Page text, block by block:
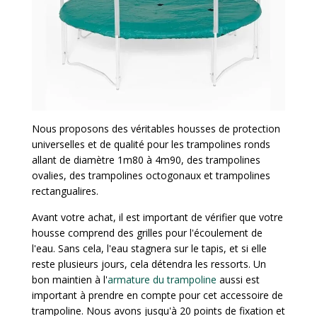
Nous proposons des véritables housses de protection
universelles et de qualité pour les trampolines ronds
allant de diamètre 1m80 à 4m90, des trampolines
ovalies, des trampolines octogonaux et trampolines
rectangualires.
Avant votre achat, il est important de vérifier que votre
housse comprend des grilles pour l'écoulement de
l'eau. Sans cela, l'eau stagnera sur le tapis, et si elle
reste plusieurs jours, cela détendra les ressorts. Un
bon maintien à l'armature du trampoline aussi est
important à prendre en compte pour cet accessoire de
trampoline. Nous avons jusqu'à 20 points de fixation et